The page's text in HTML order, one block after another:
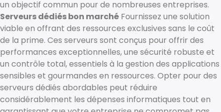
un objectif commun pour de nombreuses entreprises.
Serveurs dédiés bon marché Fournissez une solution
viable en offrant des ressources exclusives sans le coût
de la prime. Ces serveurs sont conçus pour offrir des
performances exceptionnelles, une sécurité robuste et
un contrôle total, essentiels à la gestion des applications
sensibles et gourmandes en ressources. Opter pour des
serveurs dédiés abordables peut réduire
considérablement les dépenses informatiques tout en